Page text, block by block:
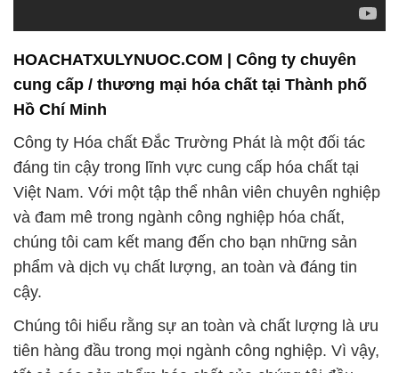
phẩm và dịch vụ chất lượng, an toàn và đáng tin
Chúng tôi hiểu rằng sự an toàn và chất lượng là ưu
tiên hàng đầu trong mọi ngành công nghiệp. Vì vậy,
tất cả các sản phẩm hóa chất của chúng tôi đều
được kiểm tra và đảm bảo tuân thủ các tiêu chuẩn
an toàn và môi trường nghiêm ngặt. Chúng tôi luôn
luôn nỗ lực để đảm bảo rằng sản phẩm của chúng
tôi đáp ứng mọi yêu cầu của bạn và không gây hại
cho môi trường.
Chúng tôi tự hào là một phần của sự phát triển của
Việt Nam và luôn cam kết đóng góp vào sự thành
công của quý khách hàng. Chúng tôi không chỉ cung